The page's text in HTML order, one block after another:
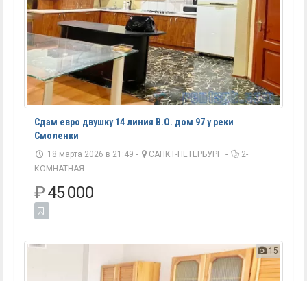
Сдам евро двушку 14 линия В.О. дом 97 у реки
Смоленки
18 марта 2026 в 21:49 - САНКТ-ПЕТЕРБУРГ -
2-
КОМНАТНАЯ
₽45 000
15